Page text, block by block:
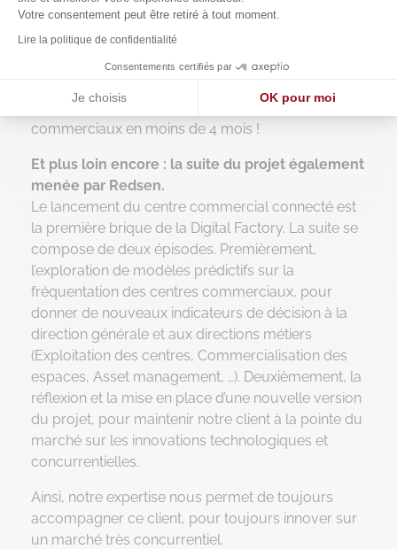
attentes des clients dans les centres commerciaux.
Le résultat de cette aventure avec nos clients : un
projet Marketing et IT sorti à temps pour
déploiement industriel sur 16 autres centres
commerciaux en moins de 4 mois !
Et plus loin encore : la suite du projet également
menée par Redsen.
Le lancement du centre commercial connecté est
la première brique de la Digital Factory. La suite se
compose de deux épisodes. Premièrement,
l’exploration de modèles prédictifs sur la
fréquentation des centres commerciaux, pour
donner de nouveaux indicateurs de décision à la
direction générale et aux directions métiers
(Exploitation des centres, Commercialisation des
espaces, Asset management, …). Deuxièmement, la
réflexion et la mise en place d’une nouvelle version
du projet, pour maintenir notre client à la pointe du
marché sur les innovations technologiques et
concurrentielles.
Ainsi, notre expertise nous permet de toujours
accompagner ce client, pour toujours innover sur
un marché très concurrentiel.
Votre consentement peut être retiré à tout moment.
Lire la politique de confidentialité
Consentements certifiés par
Je choisis OK pour moi
Axeptio consent
Plateforme de Gestion du Consentement : Personnalisez vos
Notre plateforme vous permet d'adapter et de gérer vos